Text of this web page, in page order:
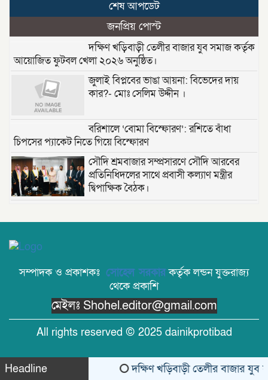
শেষ আপডেট
জনপ্রিয় পোস্ট
দক্ষিণ খড়িবাড়ী তেলীর বাজার যুব সমাজ কর্তৃক
আয়োজিত ফুটবল খেলা ২০২৬ অনুষ্ঠিত।
জুলাই বিপ্লবের ভাঙা আয়না: বিভেদের দায়
কার?- মোঃ সেলিম উদ্দীন ।
বরিশালে ‘বোমা বিস্ফোরণ’: রশিতে বাঁধা
চিপসের প্যাকেট নিতে গিয়ে বিস্ফোরণ
সৌদি শ্রমবাজার সম্প্রসারণে সৌদি আরবের
প্রতিনিধিদলের সাথে প্রবাসী কল্যাণ মন্ত্রীর
দ্বিপাক্ষিক বৈঠক।
উদ্ধার
সিলেট-২ আসনের এমপি লুনা’র সা‌থে বৃটেনে
সাক্ষাৎ বিনিময়
মানবিক সংগঠন সিলেট-চট্টগ্রাম ফ্রেন্ডশিপ
ফাউন্ডেশন যুক্তরাজ্য শাখা’র কমিটি গঠন
বাংলাদেশ জাতীয়তাবাদী স্বেচ্ছাসেবক দলের
হরিপুর উপজেলা শাখার নতুন কমিটি গঠন ।
সম্পাদক ও প্রকাশকঃ সোহেল সরকারকর্তৃক লন্ডন যুক্তরাজ্য
থেকে প্রকাশি
মেইলঃ Shohel.editor@gmail.com
All rights reserved © 2025 dainikprotibad
Headline
দক্ষিণ খড়িবাড়ী তেলীর বাজার যুব